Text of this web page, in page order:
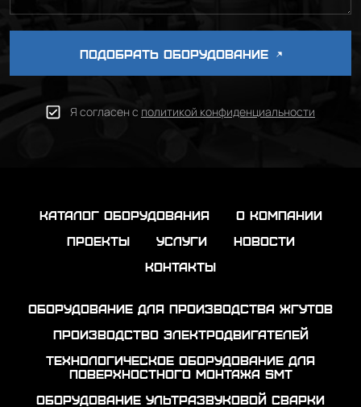
ПОДОБРАТЬ ОБОРУДОВАНИЕ
Я согласен с политикой конфиденциальности
каталог оборудования
о компании
проекты
услуги
новости
контакты
Оборудование для производства жгутов
Производство электродвигателей
Технологическое оборудование для
поверхностного монтажа SMT
Оборудование ультразвуковой сварки